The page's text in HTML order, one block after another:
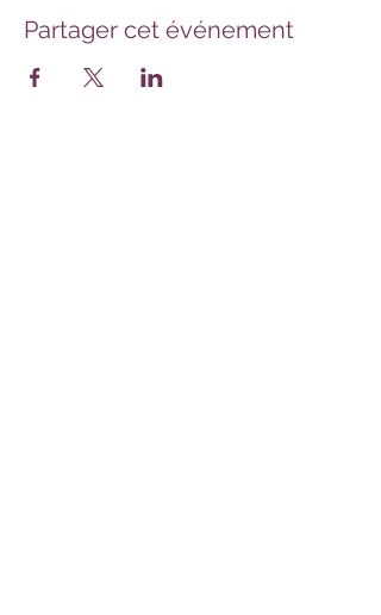
Partager cet événement